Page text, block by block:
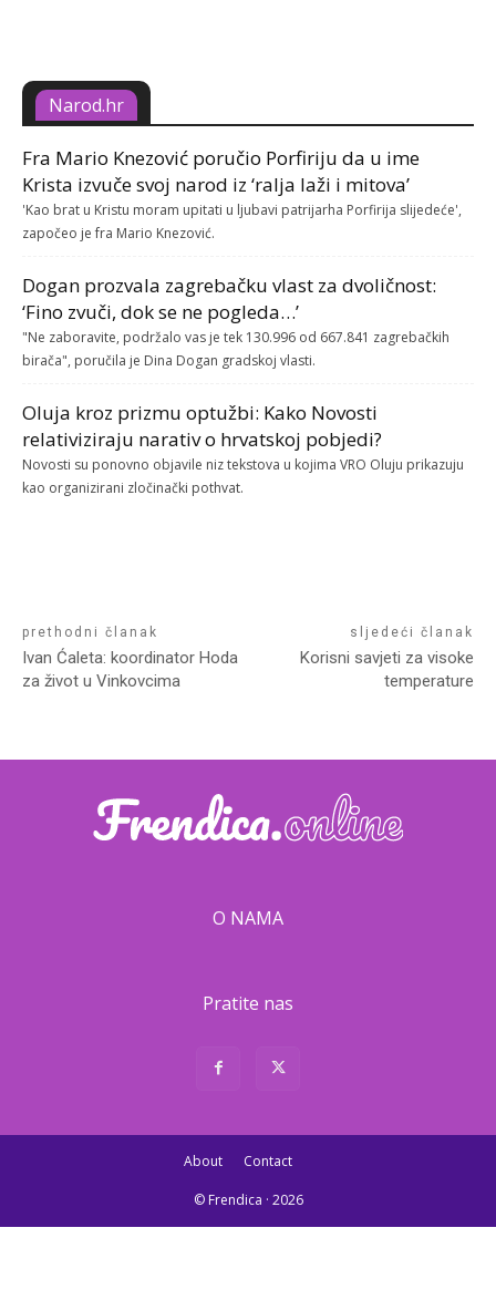
Narod.hr
Fra Mario Knezović poručio Porfiriju da u ime
Krista izvuče svoj narod iz ‘ralja laži i mitova’
'Kao brat u Kristu moram upitati u ljubavi patrijarha Porfirija slijedeće',
započeo je fra Mario Knezović.
Dogan prozvala zagrebačku vlast za dvoličnost:
‘Fino zvuči, dok se ne pogleda…’
"Ne zaboravite, podržalo vas je tek 130.996 od 667.841 zagrebačkih
birača", poručila je Dina Dogan gradskoj vlasti.
Oluja kroz prizmu optužbi: Kako Novosti
relativiziraju narativ o hrvatskoj pobjedi?
Novosti su ponovno objavile niz tekstova u kojima VRO Oluju prikazuju
kao organizirani zločinački pothvat.
prethodni članak
Ivan Ćaleta: koordinator Hoda
za život u Vinkovcima
sljedeći članak
Korisni savjeti za visoke
temperature
O NAMA
Pratite nas
About Contact
© Frendica · 2026